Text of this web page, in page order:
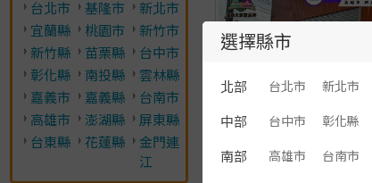
選擇縣市
北部 台北市 新北市
中部 台中市 彰化縣
南部 高雄市 台南市
台北市 基隆市
新北市
宜蘭縣
桃園市
新竹市
新竹縣
苗栗縣
台中市
彰化縣
南投縣
雲林縣
嘉義市
嘉義縣
台南市
高雄市
澎湖縣
屏東縣
台東縣
花蓮縣
金門連
江
詳細內容 好屋問與答